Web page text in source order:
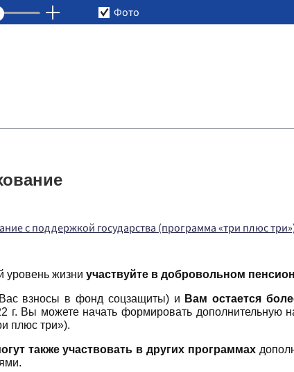
Фото
с поддержкой государства (программа «три плюс
уровень жизни участвуйте в добровольном
взносы в фонд соцзащиты) и Вам остается
г. Вы можете начать формировать дополнительную
плюс три»).
также участвовать в других программах